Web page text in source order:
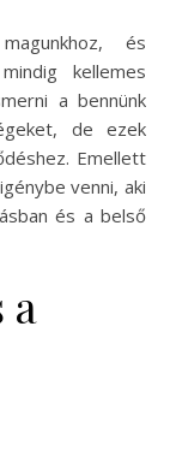
és
kellemes
a bennünk
de ezek
Emellett
venni, aki
és a belső
a